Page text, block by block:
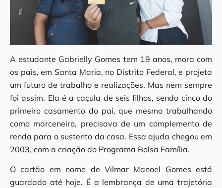
A estudante Gabrielly Gomes tem 19 anos, mora com
os pais, em Santa Maria, no Distrito Federal, e projeta
um futuro de trabalho e realizações. Mas nem sempre
foi assim. Ela é a caçula de seis filhos, sendo cinco do
primeiro casamento do pai, que mesmo trabalhando
como marceneiro, precisava de um complemento de
renda para o sustento da casa. Essa ajuda chegou em
2003, com a criação do Programa Bolsa Família.
O cartão em nome de Vilmar Manoel Gomes está
guardado até hoje. É a lembrança de uma trajetória